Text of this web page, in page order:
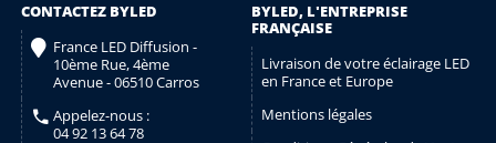
CONTACTEZ BYLED
France LED Diffusion -
10ème Rue, 4ème
Avenue - 06510 Carros
Appelez-nous :
04 92 13 64 78
BYLED, L'ENTREPRISE
FRANÇAISE
Livraison de votre éclairage LED
en France et Europe
Mentions légales